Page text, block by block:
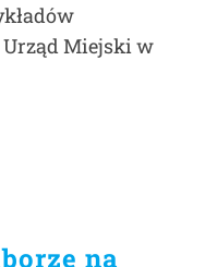
Miejski w
na